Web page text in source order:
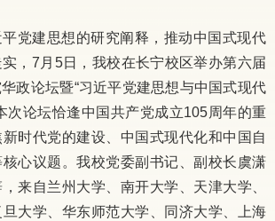
党建思想的研究阐释，推动中国式现代
， 7 月 5日，我校在长宁校区举办第六届
政论坛暨“习近平党建思想与中国式现代
次论坛恰逢中国共产党成立105周年的重
时代党的建设、中国式现代化和中国自
心议题。我校党委副书记、副校长虞潇
来自兰州大学、南开大学、天津大学、
大学、华东师范大学、同济大学、上海